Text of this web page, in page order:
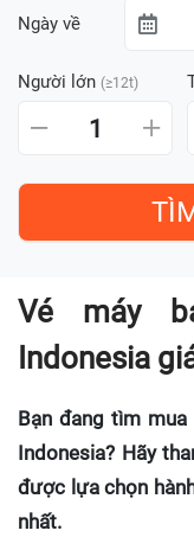
Ngày về
Người lớn (≥12t)
1
Vé máy
Indonesia
Bạn đang tìm mua
Indonesia? Hãy
được lựa chọn
nhất.